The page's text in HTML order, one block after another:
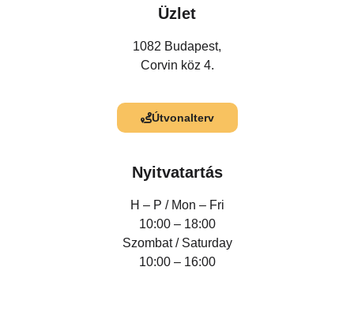
Üzlet
1082 Budapest,
Corvin köz 4.
Útvonalterv
Nyitvatartás
H – P / Mon – Fri
10:00 – 18:00
Szombat / Saturday
10:00 – 16:00